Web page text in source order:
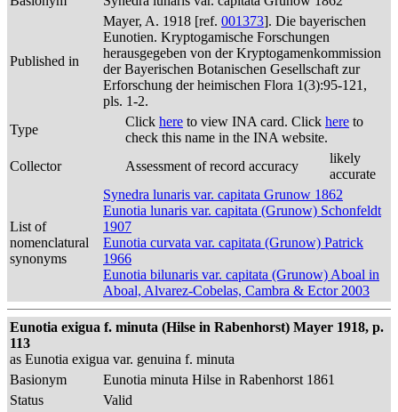
Published in
Mayer, A. 1918 [ref. 001373]. Die bayerischen
Eunotien. Kryptogamische Forschungen
herausgegeben von der Kryptogamenkommission
der Bayerischen Botanischen Gesellschaft zur
Erforschung der heimischen Flora 1(3):95-121,
pls. 1-2.
Type
Click here to view INA card. Click here to
check this name in the INA website.
Collector
Assessment of record accuracy
likely
accurate
List of
nomenclatural
synonyms
Synedra lunaris var. capitata Grunow 1862
Eunotia lunaris var. capitata (Grunow) Schonfeldt
1907
Eunotia curvata var. capitata (Grunow) Patrick
1966
Eunotia bilunaris var. capitata (Grunow) Aboal in
Aboal, Alvarez-Cobelas, Cambra & Ector 2003
Eunotia exigua f. minuta (Hilse in Rabenhorst) Mayer 1918, p.
113
as Eunotia exigua var. genuina f. minuta
Basionym
Eunotia minuta Hilse in Rabenhorst 1861
Status
Valid